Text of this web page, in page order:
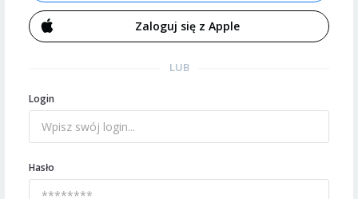
Zaloguj się z Apple
LUB
Login
Hasło